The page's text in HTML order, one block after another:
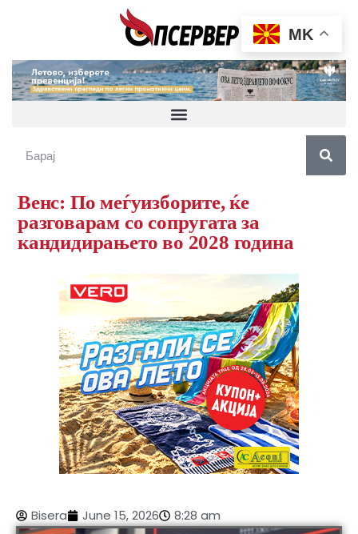
Венс: По меѓуизборите, ќе
разговарам со сопругата за
кандидирањето во 2028 година
Bisera June 15, 2026 8:28 am
MK